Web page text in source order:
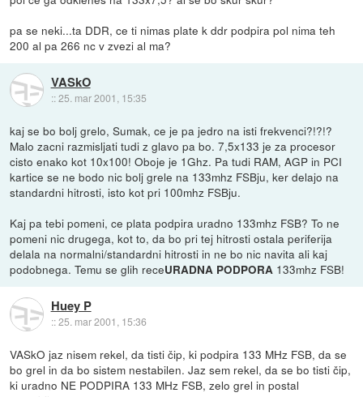
pa se neki...ta DDR, ce ti nimas plate k ddr podpira pol nima teh
200 al pa 266 nc v zvezi al ma?
VASkO
::25. mar 2001, 15:35
kaj se bo bolj grelo, Sumak, ce je pa jedro na isti frekvenci?!?!?
Malo zacni razmisljati tudi z glavo pa bo. 7,5x133 je za procesor
cisto enako kot 10x100! Oboje je 1Ghz. Pa tudi RAM, AGP in PCI
kartice se ne bodo nic bolj grele na 133mhz FSBju, ker delajo na
standardni hitrosti, isto kot pri 100mhz FSBju.
Kaj pa tebi pomeni, ce plata podpira uradno 133mhz FSB? To ne
pomeni nic drugega, kot to, da bo pri tej hitrosti ostala periferija
delala na normalni/standardni hitrosti in ne bo nic navita ali kaj
podobnega. Temu se glih receURADNA PODPORA 133mhz FSB!
Huey P
::25. mar 2001, 15:36
VASkO jaz nisem rekel, da tisti čip, ki podpira 133 MHz FSB, da se
bo grel in da bo sistem nestabilen. Jaz sem rekel, da se bo tisti čip,
ki uradno NE PODPIRA 133 MHz FSB, zelo grel in postal